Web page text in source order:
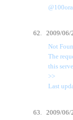
2009/06/
Not
The
this
>>
Last
2009/06/